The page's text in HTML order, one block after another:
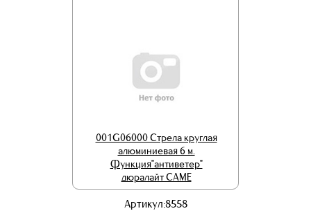
001G06000 Стрела круглая
алюминиевая 6 м.
Функция"антиветер"
дюралайт CAME
Артикул:8558